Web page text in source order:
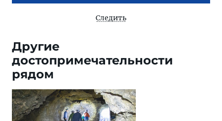
Следить
Другие
достопримечательности
рядом